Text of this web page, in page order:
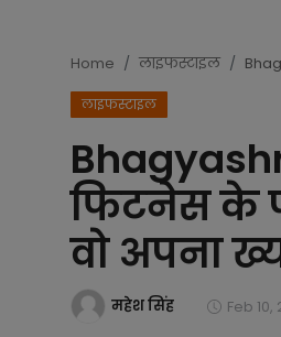
लाइफस्टाइल
बिजनेस
समाज-संस्कृति
टेक्नॉलजी
प्रेरणादायक कहानियां
Home लाइफस्टाइल
लाइफस्टाइल
फिटनेस के
वो अपना
महेश सिंह Feb